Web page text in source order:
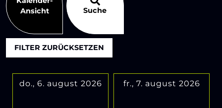
Ansicht
Suche
FILTER ZURÜCKSETZEN
do., 6. august 2026 fr., 7. august 2026